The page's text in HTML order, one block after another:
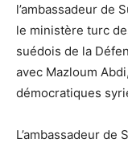
l’ambassadeur de
le ministère turc
suédois de la
avec Mazloum
démocratiques
L’ambassadeur de